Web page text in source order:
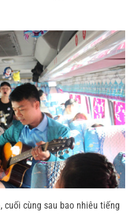
cùng sau bao nhiêu tiếng